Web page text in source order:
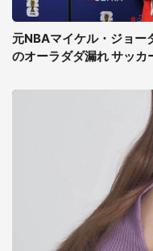
元NBAマイケル・ジョ
のオーラダダ漏れ サッカ